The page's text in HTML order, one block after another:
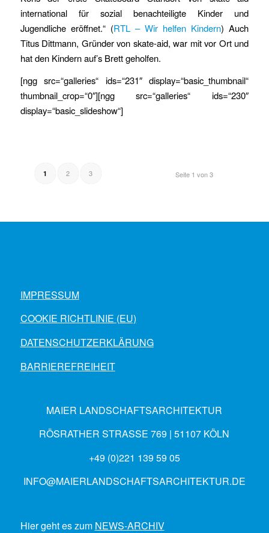
international für sozial benachteiligte Kinder und
Jugendliche eröffnet.“ (RTL – Wir helfen Kindern) Auch
Titus Dittmann, Gründer von skate-aid, war mit vor Ort und
hat den Kindern auf’s Brett geholfen.
[ngg src=“galleries“ ids=“231″ display=“basic_thumbnail“
thumbnail_crop=“0″][ngg src=“galleries“ ids=“230″
display=“basic_slideshow“]
Seite 1 von 3
1 2 3
IMPRESSUM
COOKIE RICHTLINIE (EU)
DATENSCHUTZERKLÄRUNG
BARRIEREFREIHEIT
MAIER LANDSCHAFTSARCHITEKTUR
RÖSRATHER STRASSE 769 | 51107 KÖLN
+49 (0)221 139 59 05
INFO@MAIERLANDSCHAFTSARCHITEKTUR.DE
Hier geht es zum NEWS-ARCHIV